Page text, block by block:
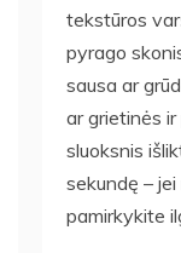
tekstūros
pyrago
sausa ar
ar grietinės
sluoksnis
sekundę –
pamirkykite